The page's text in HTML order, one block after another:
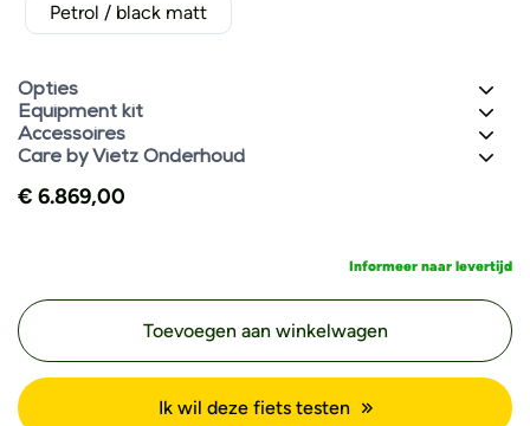
Informeer naar levertijd
Petrol / black matt
Opties
Equipment kit
Accessoires
Care by Vietz Onderhoud
€ 6.869,00
Toevoegen aan winkelwagen
Ik wil deze fiets testen